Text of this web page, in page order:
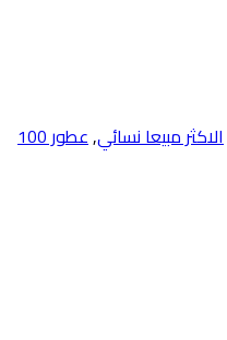
الاكثر مبيعا نسائي,
عطور 100